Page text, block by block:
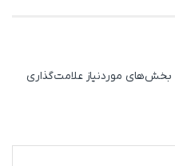
بخش‌های موردنیاز علامت‌گذاری